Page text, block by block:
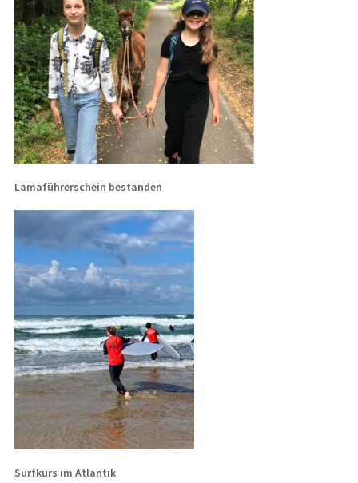
Lamaführerschein bestanden
Surfkurs im Atlantik